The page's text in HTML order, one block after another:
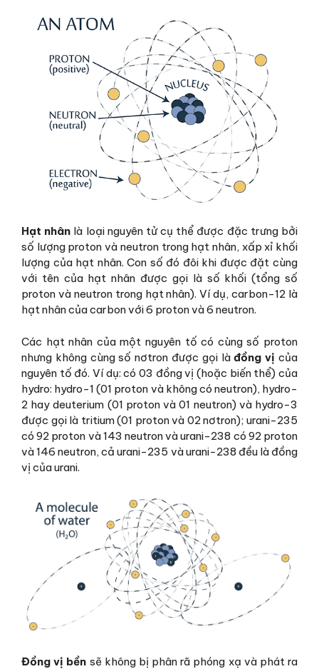
Hạt nhân là loại nguyên tử cụ thể được đặc trưng bởi
số lượng proton và neutron trong hạt nhân, xấp xỉ khối
lượng của hạt nhân. Con số đó đôi khi được đặt cùng
với tên của hạt nhân được gọi là số khối (tổng số
proton và neutron trong hạt nhân). Ví dụ, carbon-12 là
hạt nhân của carbon với 6 proton và 6 neutron.
Các hạt nhân của một nguyên tố có cùng số proton
nhưng không cùng số nơtron được gọi làđồng vịcủa
nguyên tố đó. Ví dụ: có 03 đồng vị (hoặc biến thể) của
hydro: hydro-1 (01 proton và không có neutron), hydro-
2 hay deuterium (01 proton và 01 neutron) và hydro-3
được gọi là tritium (01 proton và 02 nơtron); urani-235
có 92 proton và 143 neutron và urani-238 có 92 proton
và 146 neutron, cả urani-235 và urani-238 đều là đồng
vị của urani.
Đồng vị bền sẽ không bị phân rã phóng xạ và phát ra